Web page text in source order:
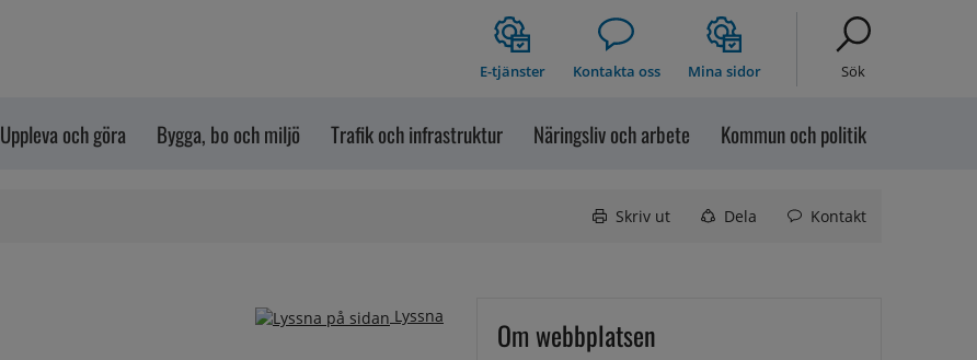
E-tjänster Kontakta oss Mina sidor Sök
Uppleva och göra Bygga, bo och miljö Trafik och infrastruktur Näringsliv och arbete Kommun och politik
Skriv ut Dela Kontakt
Lyssna Om webbplatsen